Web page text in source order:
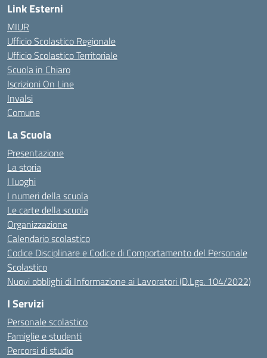
Link Esterni
MIUR
Ufficio Scolastico Regionale
Ufficio Scolastico Territoriale
Scuola in Chiaro
Iscrizioni On Line
Invalsi
Comune
La Scuola
Presentazione
La storia
I luoghi
I numeri della scuola
Le carte della scuola
Organizzazione
Calendario scolastico
Codice Disciplinare e Codice di Comportamento del Personale
Scolastico
Nuovi obblighi di Informazione ai Lavoratori (D.Lgs. 104/2022)
I Servizi
Personale scolastico
Famiglie e studenti
Percorsi di studio